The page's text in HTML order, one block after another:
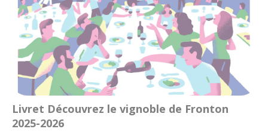
Livret Découvrez le vignoble de Fronton
2025-2026